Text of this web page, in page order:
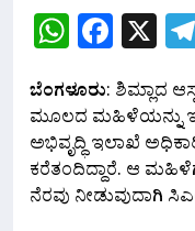
X
ಬೆಂಗಳೂರು: ಶಿಮ್ಲಾದ
ಮೂಲದ ಮಹಿಳೆಯನ್ನು
ಅಭಿವೃದ್ಧಿ ಇಲಾಖೆ
ಕರೆತಂದಿದ್ದಾರೆ. ಆ
ನೆರವು ನೀಡುವುದಾಗಿ